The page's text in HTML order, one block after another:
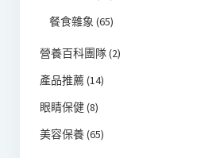
餐食雜象 (65)
營養百科團隊(2)
產品推薦(14)
眼睛保健(8)
美容保養(65)